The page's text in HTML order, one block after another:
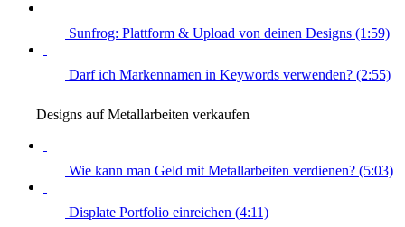
Sunfrog: Plattform & Upload von deinen Designs (1:59)
Darf ich Markennamen in Keywords verwenden? (2:55)
Designs auf Metallarbeiten verkaufen
Wie kann man Geld mit Metallarbeiten verdienen? (5:03)
Displate Portfolio einreichen (4:11)